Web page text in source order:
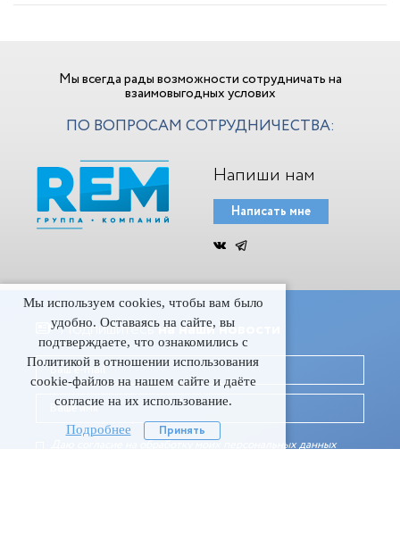
Мы всегда рады возможности сотрудничать на
взаимовыгодных услових
ПО ВОПРОСАМ СОТРУДНИЧЕСТВА:
Напиши нам
Написать мне
Подпишитесьна наши новости
Даю согласие на обработку моих персональных данныx
Мы используем cookies, чтобы вам было
удобно. Оставаясь на сайте, вы
подтверждаете, что ознакомились с
Политикой в отношении использования
cookie-файлов на нашем сайте и даёте
согласие на их использование.
Подробнее
Принять